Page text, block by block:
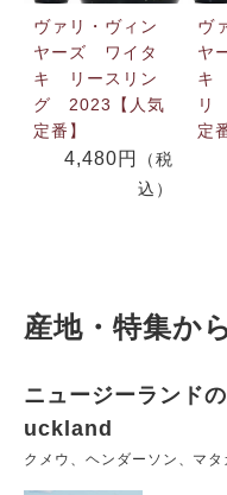
ヴァリ・ヴィン
ヤーズ ワイタ
キ リースリン
グ 2023【人気
定番】
4,480円
（税
込）
ヴ
ヤ
キ
リ
定
産地・特集か
ニュージーランド
uckland
クメウ、ヘンダーソン、マ